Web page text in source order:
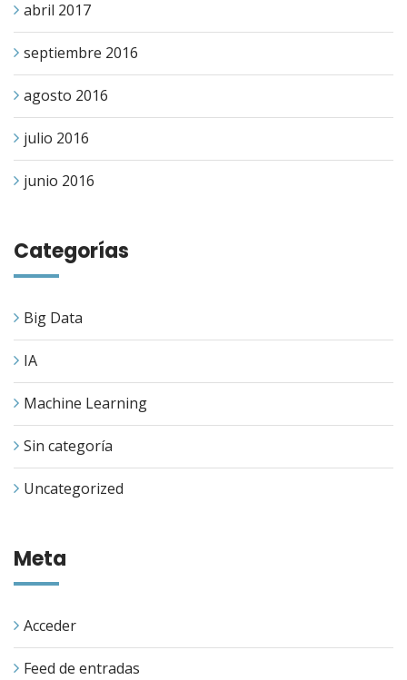
abril 2017
septiembre 2016
agosto 2016
julio 2016
junio 2016
Categorías
Big Data
IA
Machine Learning
Sin categoría
Uncategorized
Meta
Acceder
Feed de entradas